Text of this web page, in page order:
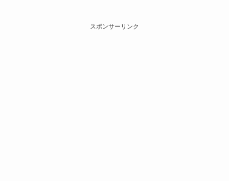
スポンサーリンク